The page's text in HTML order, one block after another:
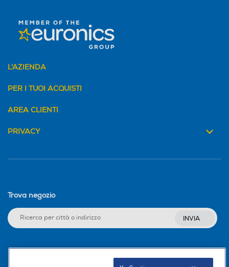
L'AZIENDA
PER I TUOI ACQUISTI
AREA CLIENTI
PRIVACY
Trova negozio
INVIA